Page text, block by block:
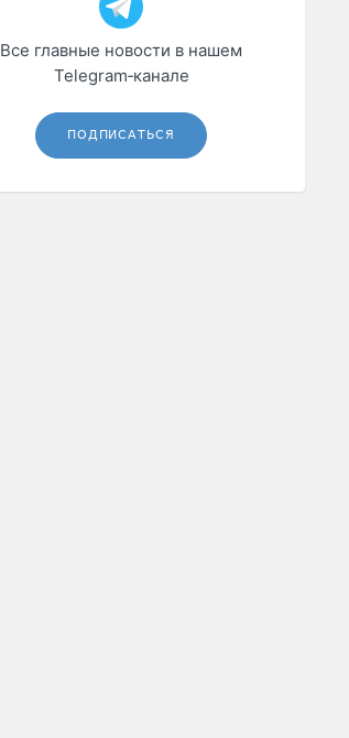
Все главные новости в нашем
Telegram‑канале
ПОДПИСАТЬСЯ